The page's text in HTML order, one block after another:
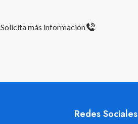
Solicita más información
Redes Sociales